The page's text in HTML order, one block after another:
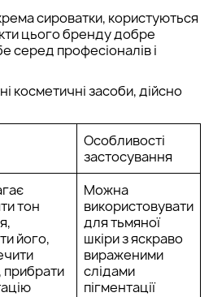
сироватки, користуються
цього бренду добре
серед професіоналів і
косметичні засоби, дійсно
Особливості
застосування
тон
його,
прибрати
Можна
використовувати
для тьмяної
шкіри з яскраво
вираженими
слідами
пігментації